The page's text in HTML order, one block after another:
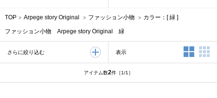
TOP Arpege story Original ファッション小物 カラー：[緑 ]
ファッション小物 Arpege story Original 緑
さらに絞り込む 表示 2列表示
アイテム数2件 ［1/1］